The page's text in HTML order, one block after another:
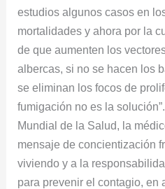
estudios algunos casos en
mortalidades y ahora por la
de que aumenten los
albercas, si no se hacen los
se eliminan los focos de
fumigación no es la
Mundial de la Salud, la
mensaje de concientización
viviendo y a la
para prevenir el contagio, en